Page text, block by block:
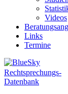
Videos
Links
Termine
Rechtsprechungs-
Datenbank